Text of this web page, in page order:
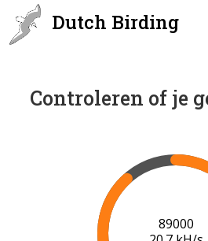
Dutch Birding
Controleren of je
90000